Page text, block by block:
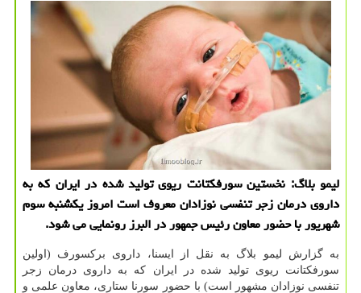
لیمو بلاگ: نخستین سورفكتانت ریوی تولید شده در ایران كه به
داروی درمان زجر تنفسی نوزادان معروف است امروز یكشنبه سوم
شهریور با حضور معاون رئیس جمهور در البرز رونمایی می شود.
به گزارش لیمو بلاگ به نقل از ایسنا، داروی بركسورف (اولین
سورفكتانت ریوی تولید شده در ایران كه به داروی درمان زجر
تنفسی نوزادان مشهور است) با حضور سورنا ستاری، معاون علمی و